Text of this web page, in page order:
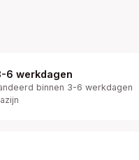
6 werkdagen
binnen 3-6 werkdagen